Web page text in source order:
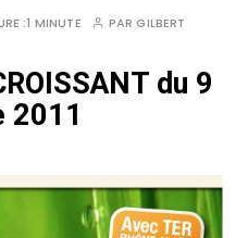
:1 MINUTE PARGILBERT
du 9
2011